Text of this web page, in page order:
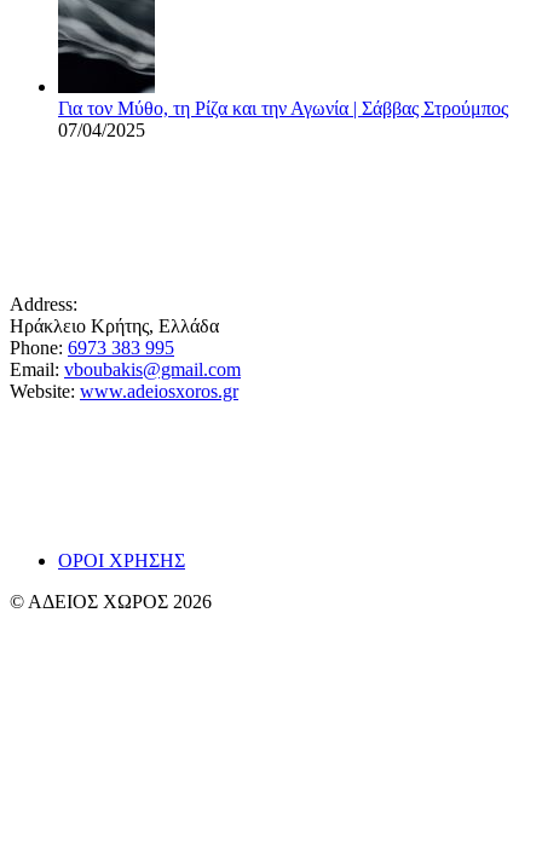
Για τον Μύθο, τη Ρίζα και την Αγωνία | Σάββας Στρούμπος
07/04/2025
Address:
Ηράκλειο Κρήτης, Ελλάδα
Phone: 6973 383 995
Email: vboubakis@gmail.com
Website: www.adeiosxoros.gr
ΟΡΟΙ ΧΡΗΣΗΣ
© ΑΔΕΙΟΣ ΧΩΡΟΣ 2026